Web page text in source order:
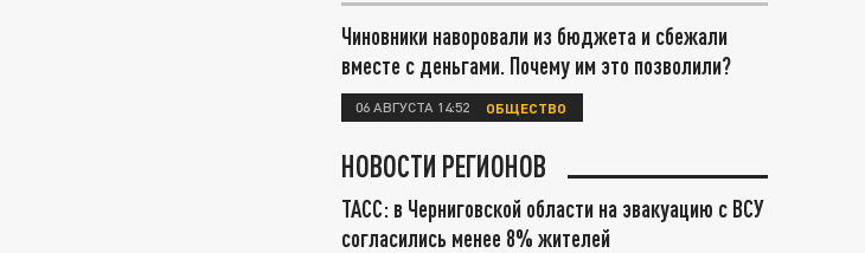
Чиновники наворовали из бюджета и сбежали
вместе с деньгами. Почему им это позволили?
06 АВГУСТА 14:52 ОБЩЕСТВО
НОВОСТИ РЕГИОНОВ
ТАСС: в Черниговской области на эвакуацию с ВСУ
согласились менее 8% жителей